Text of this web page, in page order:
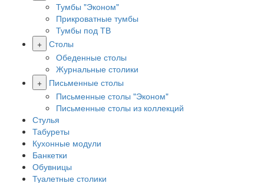
Тумбы "Эконом"
Прикроватные тумбы
Тумбы под ТВ
+ Столы
Обеденные столы
Журнальные столики
+
Письменные столы
Письменные столы "Эконом"
Письменные столы из коллекций
Стулья
Табуреты
Кухонные модули
Банкетки
Обувницы
Туалетные столики